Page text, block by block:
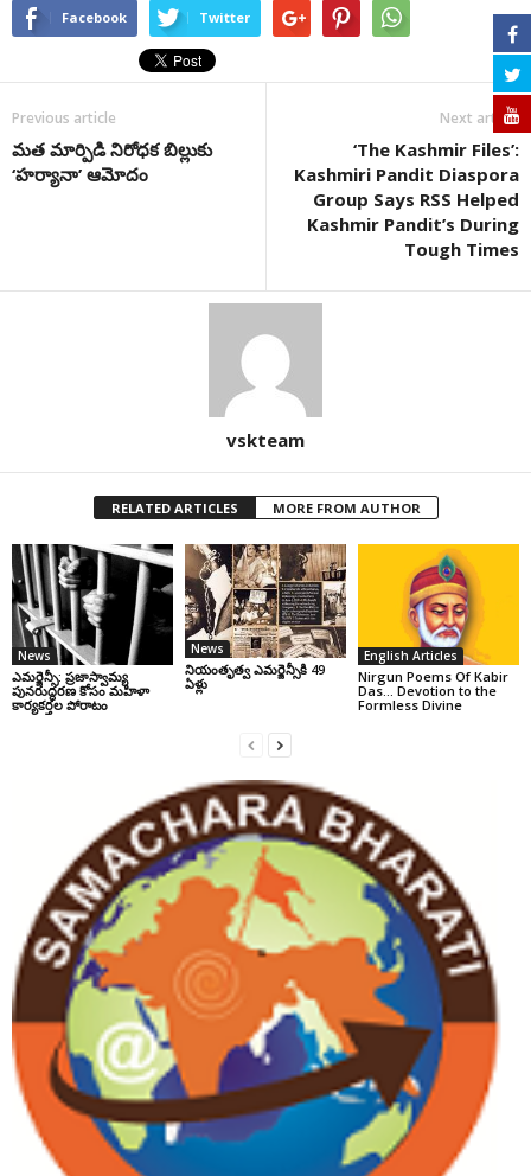
Facebook Twitter
Previous article
మత మార్పిడి నిరోధక బిల్లుకు
‘హర్యానా’ ఆమోదం
Next article
‘The Kashmir Files’:
Kashmiri Pandit Diaspora
Group Says RSS Helped
Kashmir Pandit’s During
Tough Times
vskteam
RELATED ARTICLES MORE FROM AUTHOR
News
ఎమర్జెన్సీ: ప్రజాస్వామ్య
పునరుద్ధరణ కోసం మహిళా
కార్యకర్తల పోరాటం
News
నియంతృత్వ ఎమర్జెన్సీకి 49
ఏళ్లు
English Articles
Nirgun Poems Of Kabir
Das… Devotion to the
Formless Divine